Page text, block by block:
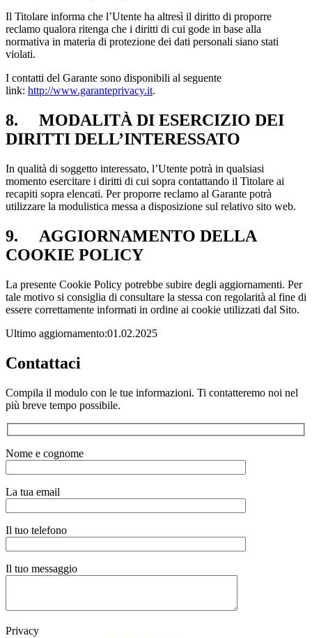
Il Titolare informa che l’Utente ha altresì il diritto di proporre
reclamo qualora ritenga che i diritti di cui gode in base alla
normativa in materia di protezione dei dati personali siano stati
violati.
I contatti del Garante sono disponibili al seguente
link: http://www.garanteprivacy.it.
8. MODALITÀ DI ESERCIZIO DEI
DIRITTI DELL’INTERESSATO
In qualità di soggetto interessato, l’Utente potrà in qualsiasi
momento esercitare i diritti di cui sopra contattando il Titolare ai
recapiti sopra elencati. Per proporre reclamo al Garante potrà
utilizzare la modulistica messa a disposizione sul relativo sito web.
9. AGGIORNAMENTO DELLA
COOKIE POLICY
La presente Cookie Policy potrebbe subire degli aggiornamenti. Per
tale motivo si consiglia di consultare la stessa con regolarità al fine di
essere correttamente informati in ordine ai cookie utilizzati dal Sito.
Ultimo aggiornamento:01.02.2025
Contattaci
Compila il modulo con le tue informazioni. Ti contatteremo noi nel
più breve tempo possibile.
Nome e cognome
La tua email
Il tuo telefono
Il tuo messaggio
Privacy